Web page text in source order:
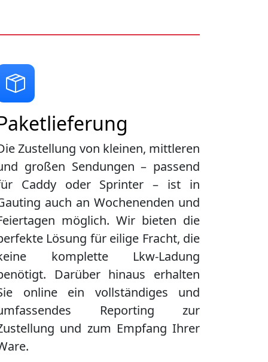
Zustellung von kleinen, mittleren
großen Sendungen – passend
Caddy oder Sprinter – ist in
auch an Wochenenden und
möglich. Wir bieten die
Lösung für eilige Fracht, die
komplette Lkw-Ladung
Darüber hinaus erhalten
online ein vollständiges und
Reporting zur
und zum Empfang Ihrer